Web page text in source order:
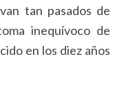
tan pasados de
inequívoco de
en los diez años